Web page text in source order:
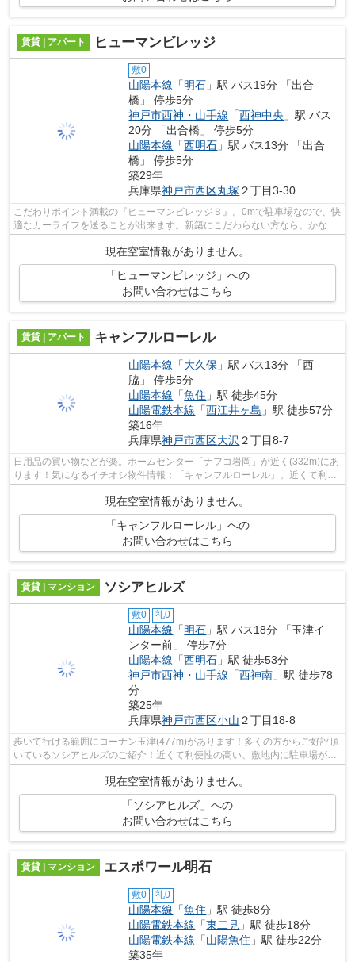
賃貸 | アパート ヒューマンビレッジ
敷0
山陽本線 「明石 」駅 バス19分 「出合
橋」 停歩5分
神戸市西神・山手線 「西神中央 」駅 バス
20分 「出合橋」 停歩5分
山陽本線 「西明石 」駅 バス13分 「出合
橋」 停歩5分
築29年
兵庫県神戸市西区丸塚 ２丁目3-30
こだわりポイント満載の『ヒューマンビレッジＢ』。0mで駐車場なので、快
適なカーライフを送ることが出来ます。新築にこだわらない方なら、かなり
おススメの物件です。暮らしを彩る、...
現在空室情報がありません。
「ヒューマンビレッジ」への
お問い合わせはこちら
賃貸 | アパート キャンフルローレル
山陽本線 「大久保 」駅 バス13分 「西
脇」 停歩5分
山陽本線 「魚住 」駅 徒歩45分
山陽電鉄本線 「西江井ヶ島 」駅 徒歩57分
築16年
兵庫県神戸市西区大沢 ２丁目8-7
日用品の買い物などが楽。ホームセンター「ナフコ岩岡」が近く(332m)にあ
ります！気になるイチオシ物件情報：「キャンフルローレル」。近くて利便
現在空室情報がありません。
「キャンフルローレル」への
お問い合わせはこちら
賃貸 | マンション ソシアヒルズ
敷0 礼0
山陽本線 「明石 」駅 バス18分 「玉津イ
ンター前」 停歩7分
山陽本線 「西明石 」駅 徒歩53分
神戸市西神・山手線 「西神南 」駅 徒歩78
分
築25年
兵庫県神戸市西区小山 ２丁目18-8
歩いて行ける範囲にコーナン玉津(477m)があります！多くの方からご好評頂
いているソシアヒルズのご紹介！近くて利便性の高い、敷地内に駐車場があ
現在空室情報がありません。
「ソシアヒルズ」への
お問い合わせはこちら
賃貸 | マンション エスポワール明石
敷0 礼0
山陽本線 「魚住 」駅 徒歩8分
山陽電鉄本線 「東二見 」駅 徒歩18分
山陽電鉄本線 「山陽魚住 」駅 徒歩22分
築35年